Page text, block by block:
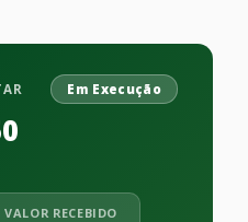
Em Execução
VALOR RECEBIDO